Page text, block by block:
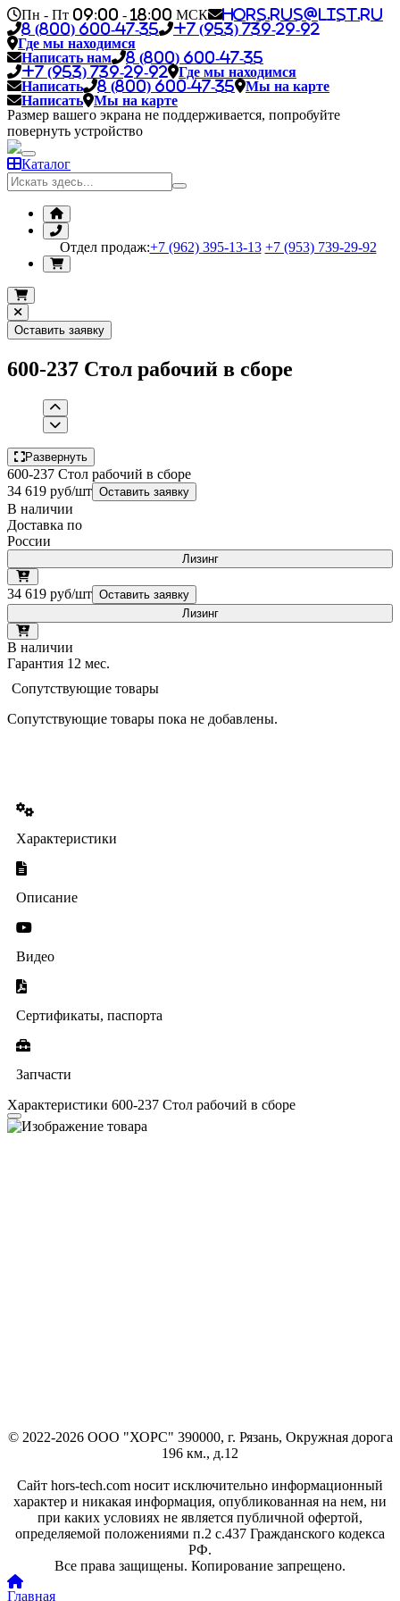
Пн - Пт 09:00 - 18:00 МСК
hors.rus@list.ru
8 (800) 600-47-35
+7 (953) 739-29-92
Где мы находимся
Написать нам
8 (800) 600-47-35
+7 (953) 739-29-92
Где мы находимся
Написать
8 (800) 600-47-35
Мы на карте
Написать
Мы на карте
Размер вашего экрана не поддерживается, попробуйте
повернуть устройство
Каталог
Отдел продаж:+7 (962) 395-13-13 +7 (953) 739-29-92
Оставить заявку
600-237 Стол рабочий в сборе
Развернуть
600-237 Стол рабочий в сборе
34 619 руб/шт Оставить заявку
В наличии
Доставка по
России
Лизинг
34 619 руб/шт Оставить заявку
Лизинг
В наличии
Гарантия 12 мес.
Сопутствующие товары
Сопутствующие товары пока не добавлены.
Характеристики
Описание
Видео
Сертификаты, паспорта
Запчасти
Характеристики 600-237 Стол рабочий в сборе
© 2022-2026 ООО "ХОРС" 390000, г. Рязань, Окружная дорога
196 км., д.12
Сайт hors-tech.com носит исключительно информационный
характер и никакая информация, опубликованная на нем, ни
при каких условиях не является публичной офертой,
определяемой положениями п.2 с.437 Гражданского кодекса
РФ.
Все права защищены. Копирование запрещено.
Главная